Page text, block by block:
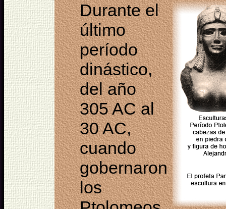
Durante el
último
período
dinástico,
del año
305 AC al
30 AC,
cuando
gobernaron
los